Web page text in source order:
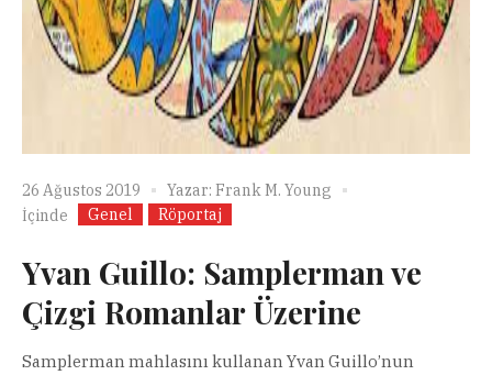
26 Ağustos 2019 Yazar: Frank M. Young
İçinde
Genel Röportaj
Yvan Guillo: Samplerman ve
Çizgi Romanlar Üzerine
Samplerman mahlasını kullanan Yvan Guillo’nun